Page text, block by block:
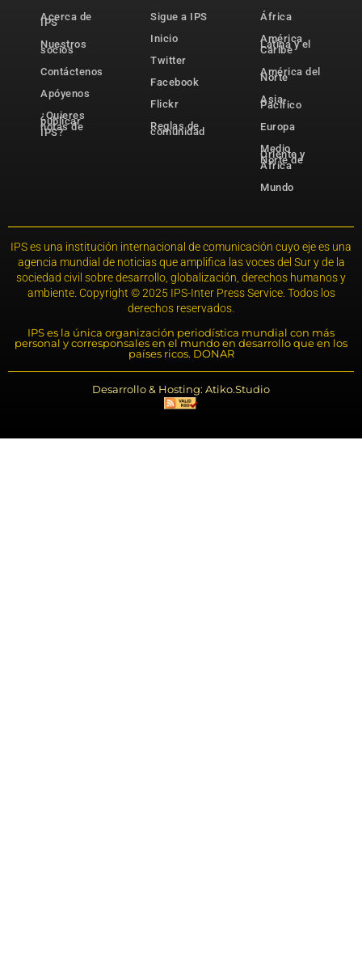
Acerca de
IPS
Nuestros
socios
Contáctenos
Apóyenos
¿Quieres
publicar
notas de
IPS?
Sigue a IPS
Inicio
Twitter
Facebook
Flickr
Reglas de
comunidad
África
América
Latina y el
Caribe
América del
Norte
Asia-
Pacífico
Europa
Medio
Oriente y
Norte de
África
Mundo
IPS es una institución internacional de comunicación cuyo eje es una
agencia mundial de noticias que amplifica las voces del Sur y de la
sociedad civil sobre desarrollo, globalización, derechos humanos y
ambiente. Copyright © 2025 IPS-Inter Press Service. Todos los
derechos reservados.
IPS es la única organización periodística mundial con más
personal y corresponsales en el mundo en desarrollo que en los
países ricos. DONAR
Desarrollo & Hosting: Atiko.Studio